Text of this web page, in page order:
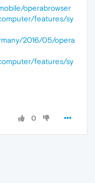
operabrowser
features/sy
2016/05/opera
features/sy
0